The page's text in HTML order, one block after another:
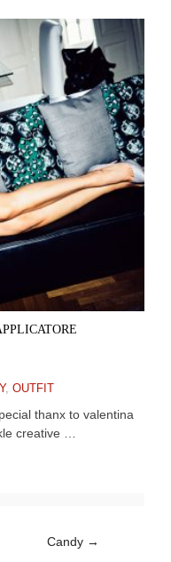
, OUTFIT
thanx to valentina
creative …
Candy →